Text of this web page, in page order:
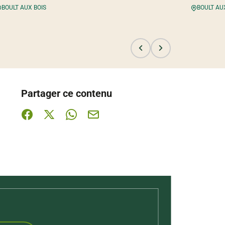
BOULT AUX BOIS BOULT
Partager ce contenu
Partager sur Facebook (nouvelle fenêtre)
Partager sur X / Twitter (nouvelle fenêtre)
Partager sur WhatsApp
Partager par mail